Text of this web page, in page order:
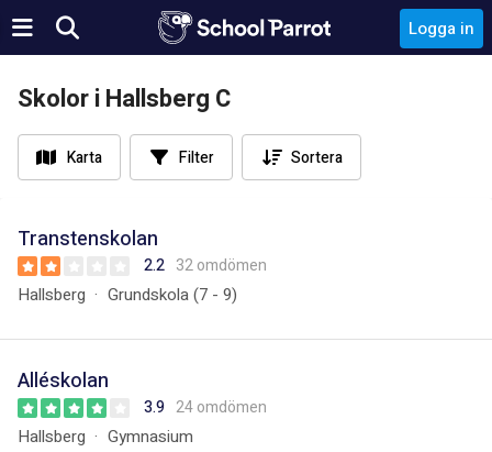
Logga in
Skolor i Hallsberg C
Karta Filter Sortera
Transtenskolan
2.2 32 omdömen
Hallsberg Grundskola (7 - 9)
Alléskolan
3.9 24 omdömen
Hallsberg Gymnasium